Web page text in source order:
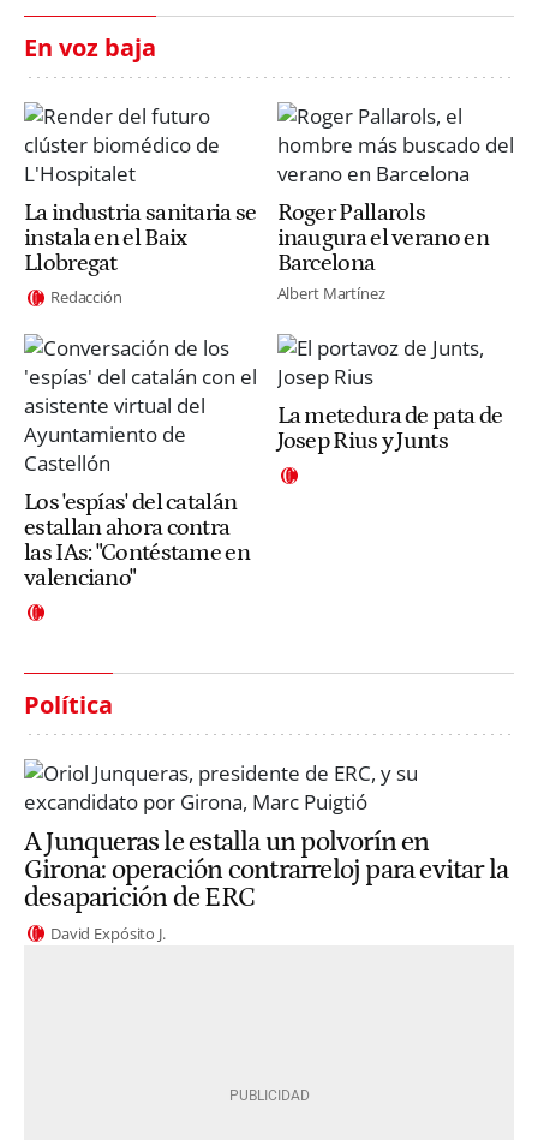
En voz baja
La industria sanitaria se
instala en el Baix
Llobregat
Redacción
Roger Pallarols
inaugura el verano en
Barcelona
Albert Martínez
Los 'espías' del catalán
estallan ahora contra
las IAs: "Contéstame en
valenciano"
La metedura de pata de
Josep Rius y Junts
Política
A Junqueras le estalla un polvorín en
Girona: operación contrarreloj para evitar la
desaparición de ERC
David Expósito J.